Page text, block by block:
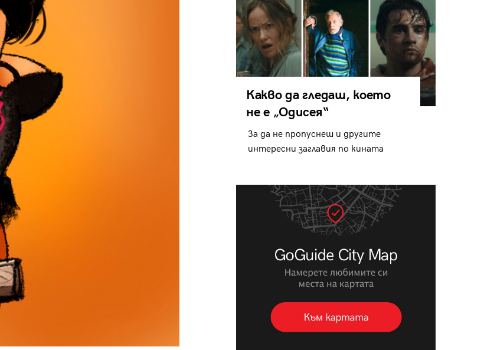
Какво да гледаш, което
не е „Одисея“
За да не пропуснеш и другите
интересни заглавия по кината